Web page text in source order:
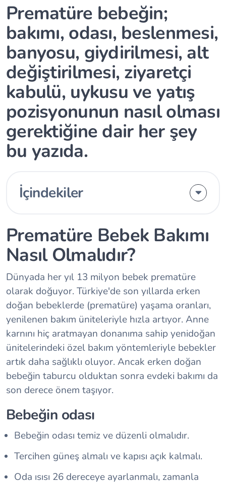
Prematüre bebeğin;
bakımı, odası, beslenmesi,
banyosu, giydirilmesi, alt
değiştirilmesi, ziyaretçi
kabulü, uykusu ve yatış
pozisyonunun nasıl olması
gerektiğine dair her şey
bu yazıda.
İçindekiler
Prematüre Bebek Bakımı
Nasıl Olmalıdır?
Dünyada her yıl 13 milyon bebek prematüre
olarak doğuyor. Türkiye'de son yıllarda erken
doğan bebeklerde (prematüre) yaşama oranları,
yenilenen bakım üniteleriyle hızla artıyor. Anne
karnını hiç aratmayan donanıma sahip yenidoğan
ünitelerindeki özel bakım yöntemleriyle bebekler
artık daha sağlıklı oluyor. Ancak erken doğan
bebeğin taburcu olduktan sonra evdeki bakımı da
son derece önem taşıyor.
Bebeğin odası
Bebeğin odası temiz ve düzenli olmalıdır.
Tercihen güneş almalı ve kapısı açık kalmalı.
Oda ısısı 26 dereceye ayarlanmalı, zamanla